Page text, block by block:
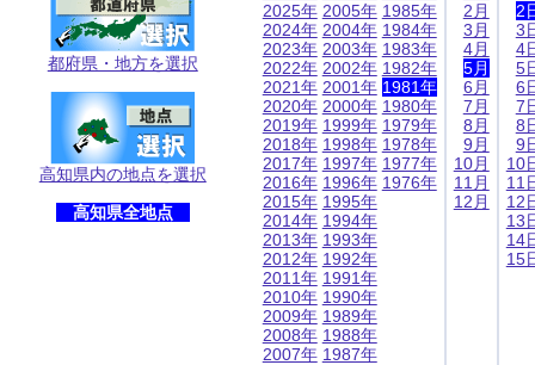
都府県・地方を選択
高知県内の地点を選択
高知県全地点
2025年
2024年
2023年
2022年
2021年
2020年
2019年
2018年
2017年
2016年
2015年
2014年
2013年
2012年
2011年
2010年
2009年
2008年
2007年
2005年
2004年
2003年
2002年
2001年
2000年
1999年
1998年
1997年
1996年
1995年
1994年
1993年
1992年
1991年
1990年
1989年
1988年
1987年
1985年
1984年
1983年
1982年
1981年
1980年
1979年
1978年
1977年
1976年
2月
3月
4月
5月
6月
7月
8月
9月
10月
11月
12月
2
3
4
5
6
7
8
9
10
11
12
13
14
15